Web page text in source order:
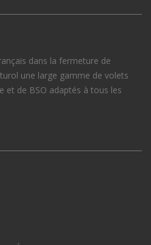
dans la fermeture de
une large gamme de volets
et de BSO adaptés à tous les